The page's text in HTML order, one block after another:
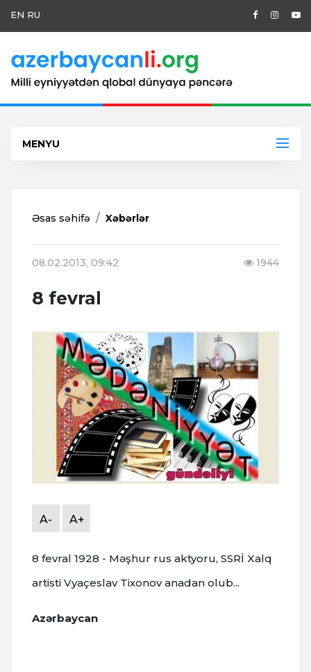
EN RU
MENYU
Əsas səhifə Xəbərlər
08.02.2013, 09:42 1944
8 fevral
A- A+
8 fevral 1928 - Məşhur rus aktyoru, SSRİ Xalq
artisti Vyaçeslav Tixonov anadan olub...
Azərbaycan